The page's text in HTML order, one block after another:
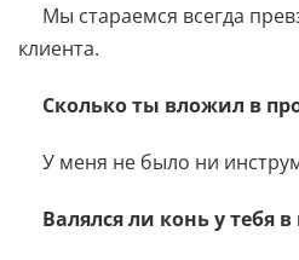
Мы стараемся всегда
клиента.
Сколько ты вложил в
У меня не было ни
Валялся ли конь у тебя